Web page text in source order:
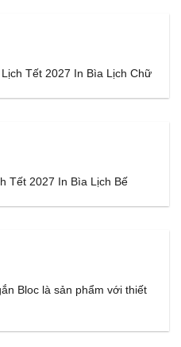
Tết 2027 In Bìa Lịch Chữ
Tết 2027 In Bìa Lịch Bế
Bloc là sản phẩm với thiết